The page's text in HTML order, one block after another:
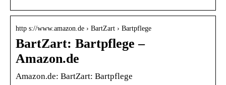
http s://www.amazon.de › BartZart › Bartpflege
BartZart: Bartpflege –
Amazon.de
Amazon.de: BartZart: Bartpflege